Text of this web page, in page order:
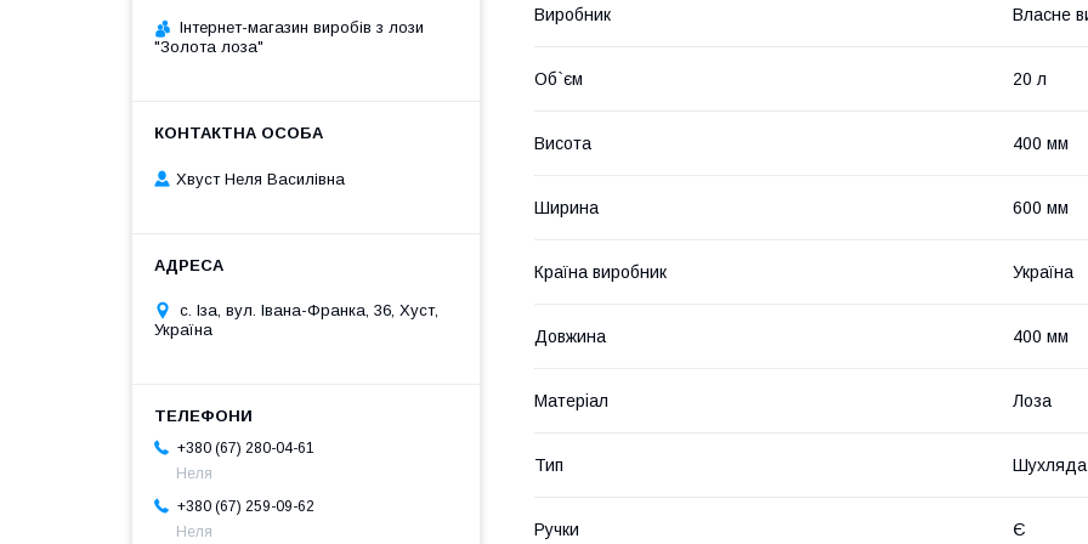
Виробник Власне
Об`єм 20 л
Висота 400 мм
Ширина 600 мм
Країна виробник Україна
Довжина 400 мм
Матеріал Лоза
Тип Шухляда
Ручки Є
Інтернет-магазин виробів з лози
"Золота лоза"
Хвуст Неля Василівна
с. Іза, вул. Івана-Франка, 36, Хуст,
Україна
+380 (67) 280-04-61
Неля
+380 (67) 259-09-62
Неля